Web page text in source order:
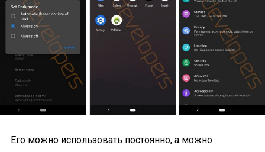
Его можно использовать постоянно, а можно